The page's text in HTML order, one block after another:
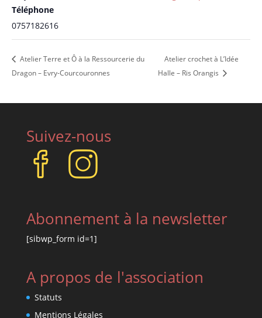
Téléphone
0757182616
Atelier Terre et Ô à la Ressourcerie du
Dragon – Evry-Courcouronnes
Atelier crochet à L’Idée
Halle – Ris Orangis
Suivez-nous
Abonnement à la newsletter
[sibwp_form id=1]
A propos de l'association
Statuts
Mentions Légales